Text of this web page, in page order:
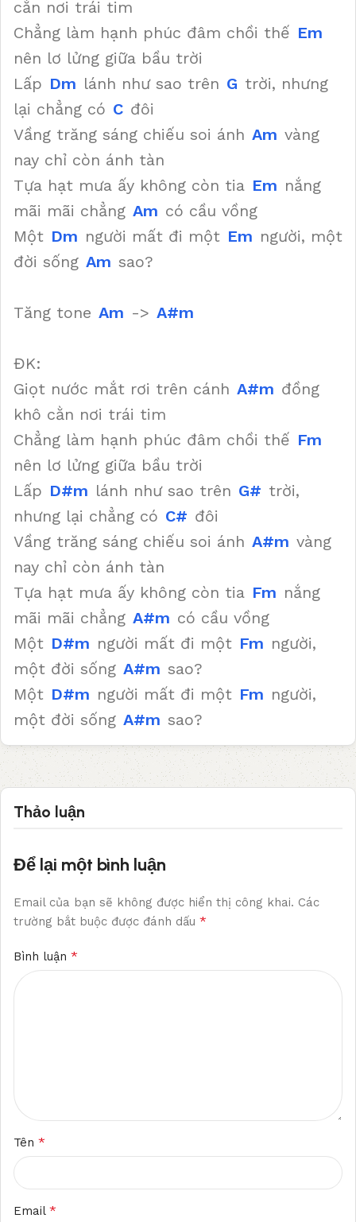
cằn nơi trái tim
Chẳng làm hạnh phúc đâm chồi thế Em
nên lơ lửng giữa bầu trời
Lấp Dm lánh như sao trên G trời, nhưng
lại chẳng có C đôi
Vầng trăng sáng chiếu soi ánh Am vàng
nay chỉ còn ánh tàn
Tựa hạt mưa ấy không còn tia Em nắng
mãi mãi chẳng Am có cầu vồng
Một Dm người mất đi một Em người, một
đời sống Am sao?
Tăng tone Am -> A#m
ĐK:
Giọt nước mắt rơi trên cánh A#m đồng
khô cằn nơi trái tim
Chẳng làm hạnh phúc đâm chồi thế Fm
nên lơ lửng giữa bầu trời
Lấp D#m lánh như sao trên G# trời,
nhưng lại chẳng có C# đôi
Vầng trăng sáng chiếu soi ánh A#m vàng
nay chỉ còn ánh tàn
Tựa hạt mưa ấy không còn tia Fm nắng
mãi mãi chẳng A#m có cầu vồng
Một D#m người mất đi một Fm người,
một đời sống A#m sao?
Một D#m người mất đi một Fm người,
một đời sống A#m sao?
Thảo luận
Để lại một bình luận
Email của bạn sẽ không được hiển thị công khai. Các
trường bắt buộc được đánh dấu *
Bình luận *
Tên *
Email *